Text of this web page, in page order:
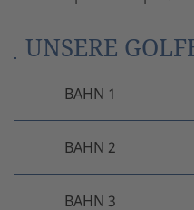
UNSERE
BAHN 1
BAHN 2
BAHN 3